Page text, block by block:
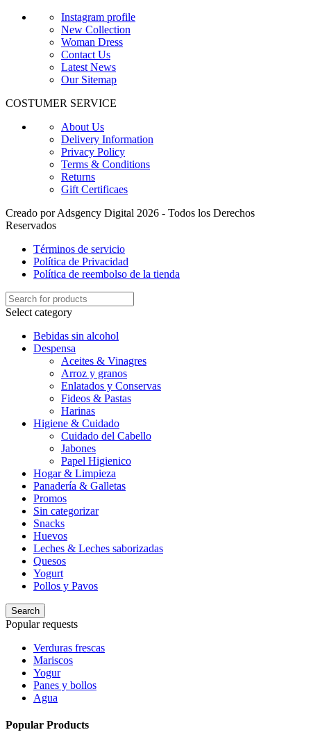
Instagram profile
New Collection
Woman Dress
Contact Us
Latest News
Our Sitemap
COSTUMER SERVICE
About Us
Delivery Information
Privacy Policy
Terms & Conditions
Returns
Gift Certificaes
Creado por Adsgency Digital 2026 - Todos los Derechos
Reservados
Términos de servicio
Política de Privacidad
Política de reembolso de la tienda
Select category
Bebidas sin alcohol
Despensa
Aceites & Vinagres
Arroz y granos
Enlatados y Conservas
Fideos & Pastas
Harinas
Higiene & Cuidado
Cuidado del Cabello
Jabones
Papel Higienico
Hogar & Limpieza
Panadería & Galletas
Promos
Sin categorizar
Snacks
Huevos
Leches & Leches saborizadas
Quesos
Yogurt
Pollos y Pavos
Search
Popular requests
Verduras frescas
Mariscos
Yogur
Panes y bollos
Agua
Popular Products